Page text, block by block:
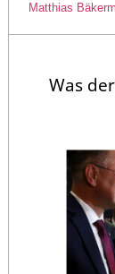
Matthias
Was